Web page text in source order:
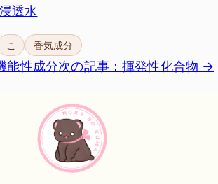
透水
こ 香気成分
能性成分次の記事：揮発性化合物 →